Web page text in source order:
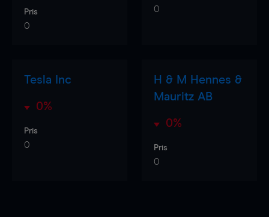
Pris
0
0
Tesla Inc
0%
Pris
0
H & M Hennes &
Mauritz AB
0%
Pris
0